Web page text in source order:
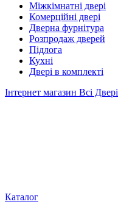
Міжкімнатні двері
Комерційні двері
Дверна фурнітура
Розпродаж дверей
Підлога
Кухні
Двері в комплекті
Інтернет магазин Всі Двері
Каталог